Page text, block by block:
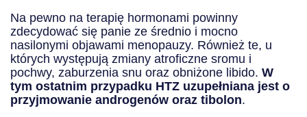
Na pewno na terapię hormonami powinny
zdecydować się panie ze średnio i mocno
nasilonymi objawami menopauzy. Również te, u
których występują zmiany atroficzne sromu i
pochwy, zaburzenia snu oraz obniżone libido. W
tym ostatnim przypadku HTZ uzupełniana jest o
przyjmowanie androgenów oraz tibolon.